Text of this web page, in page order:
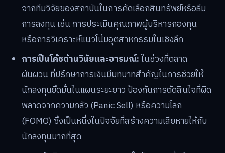
จากทีมวิจัยของสถาบันในการคัดเลือกสินทรัพย์หรือธีม
การลงทุน เช่น การประเมินคุณภาพผู้บริหารกองทุน
หรือการวิเคราะห์แนวโน้มอุตสาหกรรมในเชิงลึก
การเป็นโค้ชด้านวินัยและอารมณ์:ในช่วงที่ตลาด
ผันผวน ที่ปรึกษาการเงินมีบทบาทสำคัญในการช่วยให้
นักลงทุนยึดมั่นในแผนระยะยาว ป้องกันการตัดสินใจที่ผิด
พลาดจากความกลัว (Panic Sell) หรือความโลภ
(FOMO) ซึ่งเป็นหนึ่งในปัจจัยที่สร้างความเสียหายให้กับ
นักลงทุนมากที่สุด